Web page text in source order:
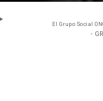
El Grupo Social
-